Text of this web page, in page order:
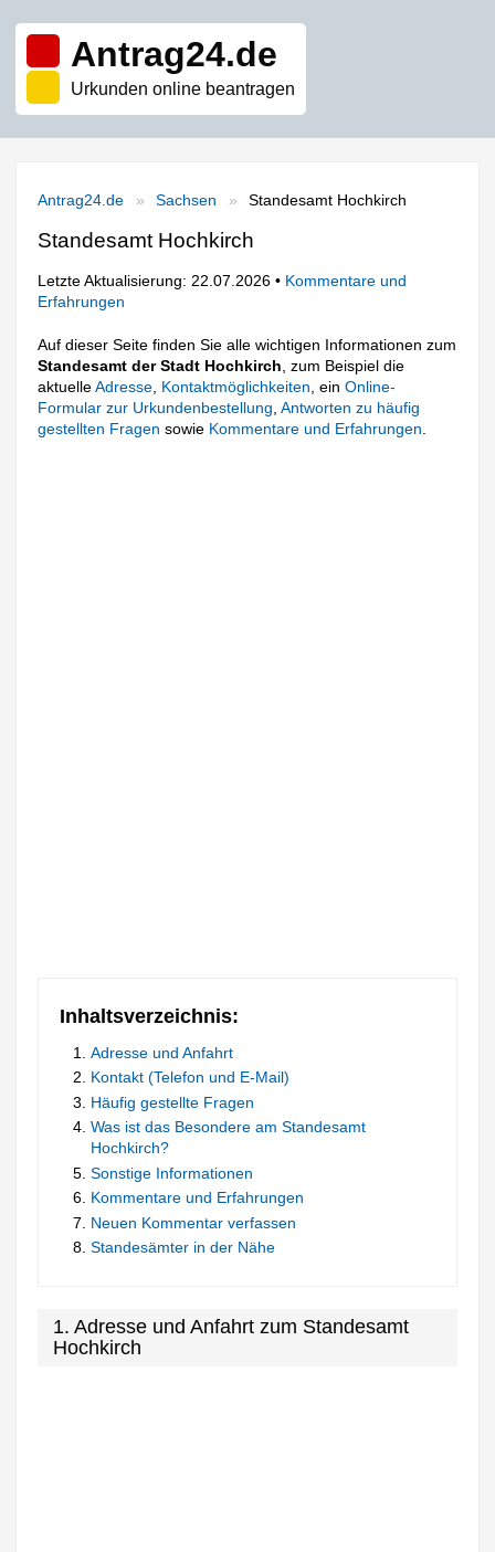
Antrag24.de
Urkunden online beantragen
Antrag24.de Sachsen Standesamt Hochkirch
Standesamt Hochkirch
Letzte Aktualisierung: 22.07.2026 • Kommentare und
Erfahrungen
Auf dieser Seite finden Sie alle wichtigen Informationen zum
Standesamt der Stadt Hochkirch , zum Beispiel die
aktuelleAdresse Kontaktmöglichkeiten , einOnline-
Formular zur Urkundenbestellung ,Antworten zu häufig
gestellten Fragen sowie Kommentare und Erfahrungen
Inhaltsverzeichnis:
Adresse und Anfahrt
Kontakt (Telefon und E-Mail)
Häufig gestellte Fragen
Was ist das Besondere am Standesamt
Hochkirch?
Sonstige Informationen
Kommentare und Erfahrungen
Neuen Kommentar verfassen
Standesämter in der Nähe
1. Adresse und Anfahrt zum Standesamt
Hochkirch